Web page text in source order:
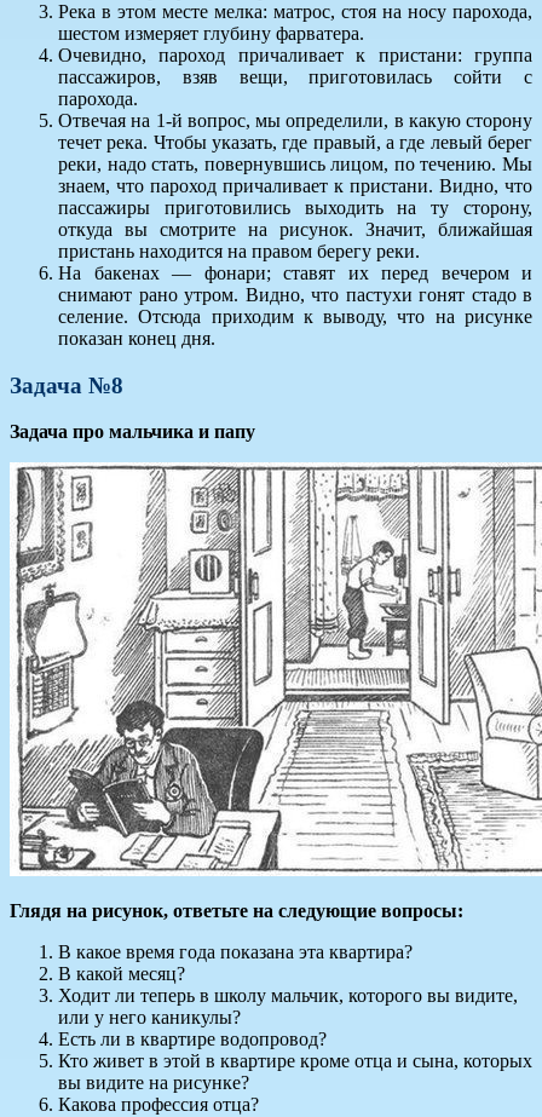
Река в этом месте мелка: матрос, стоя на носу парохода,
шестом измеряет глубину фарватера.
Очевидно, пароход причаливает к пристани: группа
пассажиров, взяв вещи, приготовилась сойти с
парохода.
Отвечая на 1-й вопрос, мы определили, в какую сторону
течет река. Чтобы указать, где правый, а где левый берег
реки, надо стать, повернувшись лицом, по течению. Мы
знаем, что пароход причаливает к пристани. Видно, что
пассажиры приготовились выходить на ту сторону,
откуда вы смотрите на рисунок. Значит, ближайшая
пристань находится на правом берегу реки.
На бакенах — фонари; ставят их перед вечером и
снимают рано утром. Видно, что пастухи гонят стадо в
селение. Отсюда приходим к выводу, что на рисунке
показан конец дня.
Задача №8
Задача про мальчика и папу
Глядя на рисунок, ответьте на следующие вопросы:
В какое время года показана эта квартира?
В какой месяц?
Ходит ли теперь в школу мальчик, которого вы видите,
или у него каникулы?
Есть ли в квартире водопровод?
Кто живет в этой в квартире кроме отца и сына, которых
вы видите на рисунке?
Какова профессия отца?